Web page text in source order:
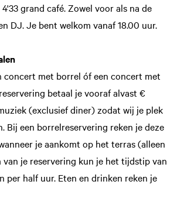
grand café. Zowel voor als na de
DJ. Je bent welkom vanaf 18.00 uur.
concert met borrel óf een concert met
betaal je vooraf alvast €
(exclusief diner) zodat wij je plek
Bij een borrelreservering reken je deze
je aankomt op het terras (alleen
van je reservering kun je het tijdstip van
per half uur. Eten en drinken reken je